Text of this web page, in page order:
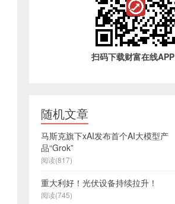
扫码下载财富在线APP
随机文章
马斯克旗下xAI发布首个AI大模型产
品“Grok”
阅读(817)
重大利好！光伏设备持续拉升！
阅读(745)